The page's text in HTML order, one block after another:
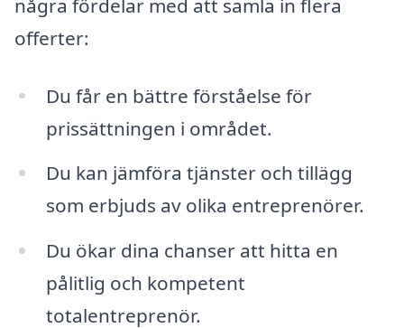
några fördelar med att samla in flera
offerter:
Du får en bättre förståelse för
prissättningen i området.
Du kan jämföra tjänster och tillägg
som erbjuds av olika entreprenörer.
Du ökar dina chanser att hitta en
pålitlig och kompetent
totalentreprenör.